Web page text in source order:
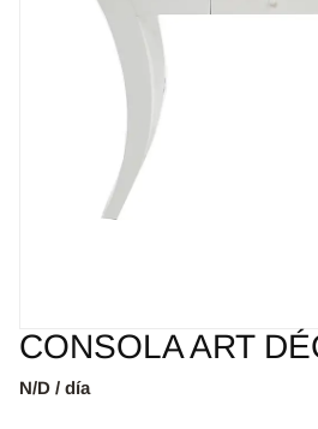
CONSOLA ART
N/D / día